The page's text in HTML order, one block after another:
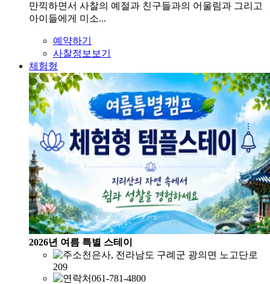
만끽하면서 사찰의 예절과 친구들과의 어울림과 그리고
아이들에게 미소...
예약하기
사찰정보보기
체험형
2026년 여름 특별 스테이
천은사, 전라남도 구례군 광의면 노고단로
209
061-781-4800